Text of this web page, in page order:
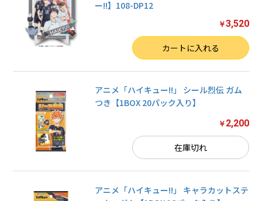
ー!!】108-DP12
￥3,520
カートに入れる
アニメ「ハイキュー!!」 シール烈伝 ガム
つき【1BOX 20パック入り】
￥ 2,200
在庫切れ
アニメ「ハイキュー!!」 キャラカットステ